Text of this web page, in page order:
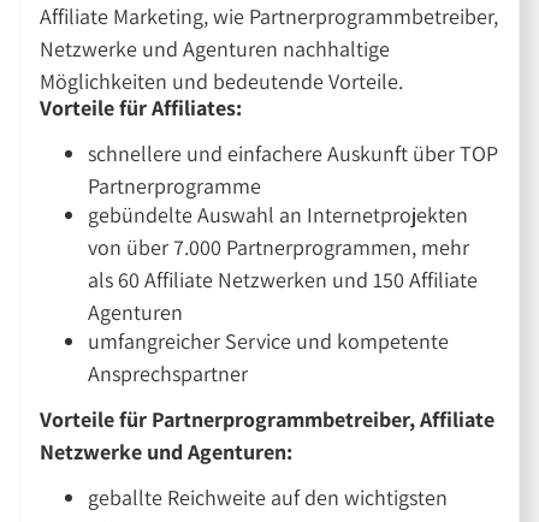
Affiliate Marketing, wie Partnerprogrammbetreiber,
Netzwerke und Agenturen nachhaltige
Möglichkeiten und bedeutende Vorteile.
Vorteile für Affiliates:
schnellere und einfachere Auskunft über TOP
Partnerprogramme
gebündelte Auswahl an Internetprojekten
von über 7.000 Partnerprogrammen, mehr
als 60 Affiliate Netzwerken und 150 Affiliate
Agenturen
umfangreicher Service und kompetente
Ansprechspartner
Vorteile für Partnerprogrammbetreiber, Affiliate
Netzwerke und Agenturen:
geballte Reichweite auf den wichtigsten